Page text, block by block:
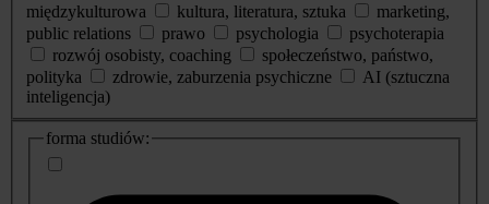
międzykulturowa
kultura, literatura, sztuka
marketing,
public relations
prawo psychologia
psychoterapia
rozwój osobisty, coaching
społeczeństwo, państwo,
polityka
zdrowie, zaburzenia psychiczne
AI (sztuczna
inteligencja)
dodatkowe
informacje
forma studiów: